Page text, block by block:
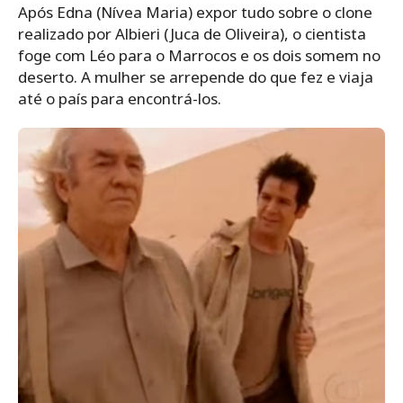
Após Edna (Nívea Maria) expor tudo sobre o clone
realizado por Albieri (Juca de Oliveira), o cientista
foge com Léo para o Marrocos e os dois somem no
deserto. A mulher se arrepende do que fez e viaja
até o país para encontrá-los.